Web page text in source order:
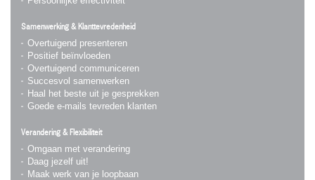
Samenwerking & Klanttevredenheid
Overtuigend presenteren
Positief beïnvloeden
Overtuigend communiceren
Succesvol samenwerken
Haal het beste uit je gesprekken
Goede e-mails tevreden klanten
Verandering & Flexibiliteit
Omgaan met verandering
Daag jezelf uit!
Maak werk van je loopbaan